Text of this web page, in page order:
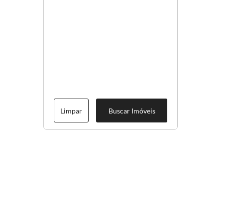
Limpar Buscar Imóveis